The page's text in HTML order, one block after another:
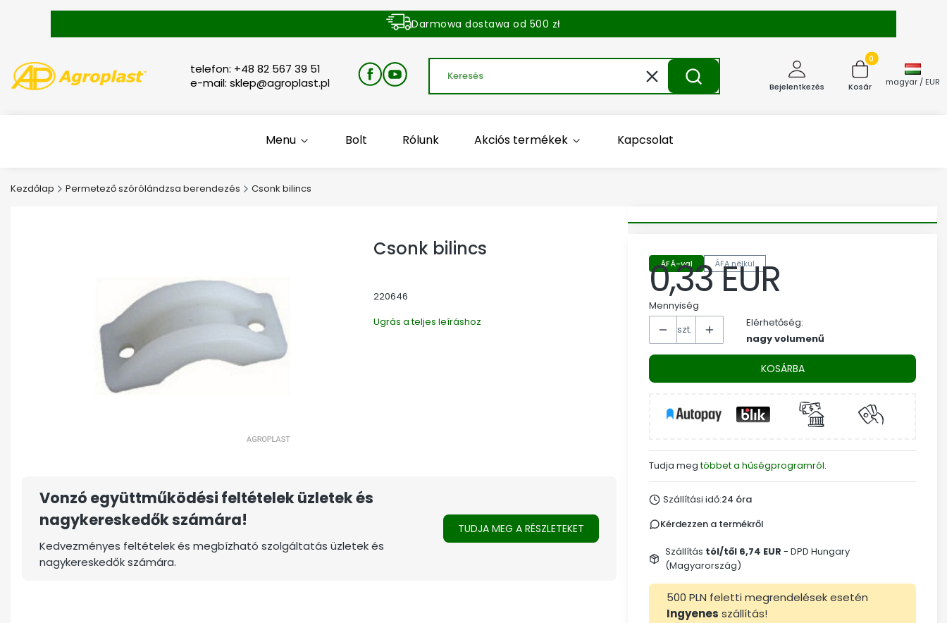
Darmowa dostawa od 500 zł
telefon: +48 82 567 39 51
e-mail: sklep@agroplast.pl
Törlés Keresés Bejelentkezés
Termékek a
Kosár magyar / EUR
Menu Bolt Rólunk Akciós termékek Kapcsolat
Kezdőlap Permetező szórólándzsa berendezés Csonk bilincs
Csonk bilincs
220646
Ugrás a teljes leíráshoz
Vonzó együttműködési feltételek üzletek és
nagykereskedők számára!
Kedvezményes feltételek és megbízható szolgáltatás üzletek és
nagykereskedők számára.
TUDJA MEG A RÉSZLETEKET
ÁFÁ-val ÁFA nélkül
Ár
0,33 EUR
Mennyiség
szt.
Elérhetőség:
nagy volumenű
KOSÁRBA
Tudja megtöbbet a hűségprogramról.
Szállítási idő:24 óra
Kérdezzen a termékről
Szállítás tól/től 6,74 EUR - DPD Hungary
(Magyarország)
500 PLN feletti megrendelések esetén
Ingyenes szállítás!